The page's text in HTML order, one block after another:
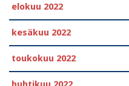
elokuu 2022
kesäkuu 2022
toukokuu 2022